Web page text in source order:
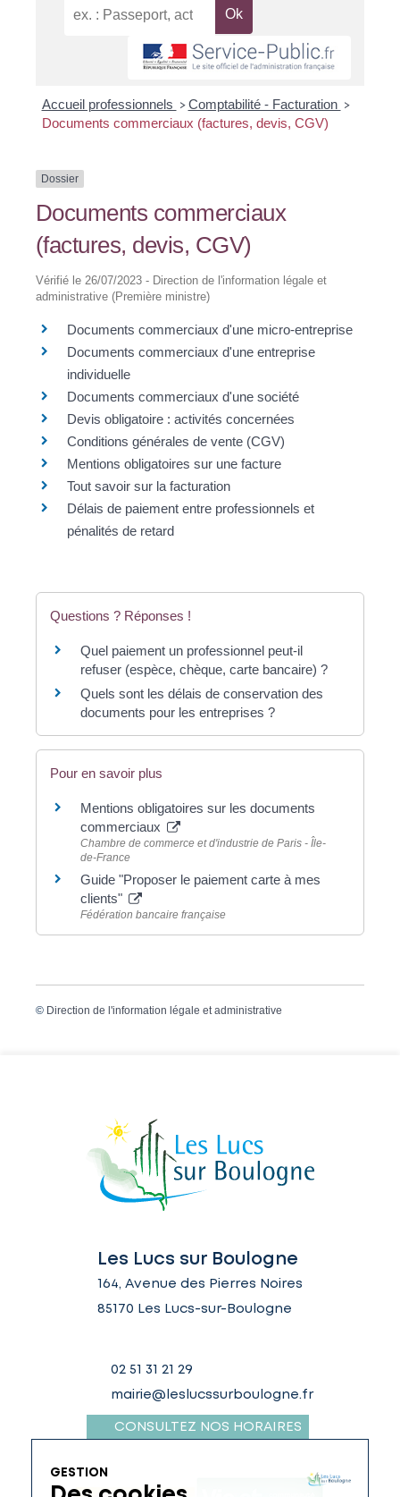
Accueil professionnels > Comptabilité - Facturation >
Documents commerciaux (factures, devis, CGV)
Dossier
Documents commerciaux
(factures, devis, CGV)
Vérifié le 26/07/2023 - Direction de l'information légale et
administrative (Première ministre)
Documents commerciaux d'une micro-entreprise
Documents commerciaux d'une entreprise
individuelle
Documents commerciaux d'une société
Devis obligatoire : activités concernées
Conditions générales de vente (CGV)
Mentions obligatoires sur une facture
Tout savoir sur la facturation
Délais de paiement entre professionnels et
pénalités de retard
Questions ? Réponses !
Quel paiement un professionnel peut-il
refuser (espèce, chèque, carte bancaire) ?
Quels sont les délais de conservation des
documents pour les entreprises ?
Pour en savoir plus
Mentions obligatoires sur les documents
commerciaux
Chambre de commerce et d'industrie de Paris - Île-
de-France
Guide "Proposer le paiement carte à mes
clients"
Fédération bancaire française
© Direction de l'information légale et administrative
Les Lucs sur Boulogne
164, Avenue des Pierres Noires
85170 Les Lucs-sur-Boulogne
02 51 31 21 29
mairie@leslucssurboulogne.fr
CONSULTEZ NOS HORAIRES
GESTION